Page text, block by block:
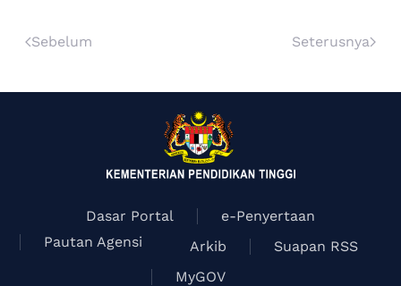
Sebelum Seterusnya
Dasar Portal
e-Penyertaan
Pautan Agensi
Arkib
Suapan RSS
MyGOV